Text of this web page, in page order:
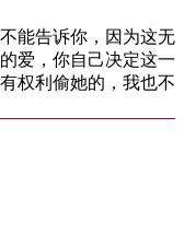
能告诉你，因为这无
爱，你自己决定这一
权利偷她的，我也不